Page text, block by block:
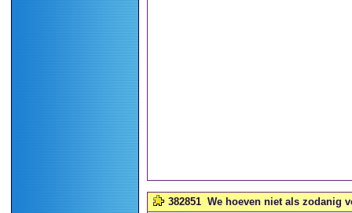
382851 We hoeven niet als zodanig